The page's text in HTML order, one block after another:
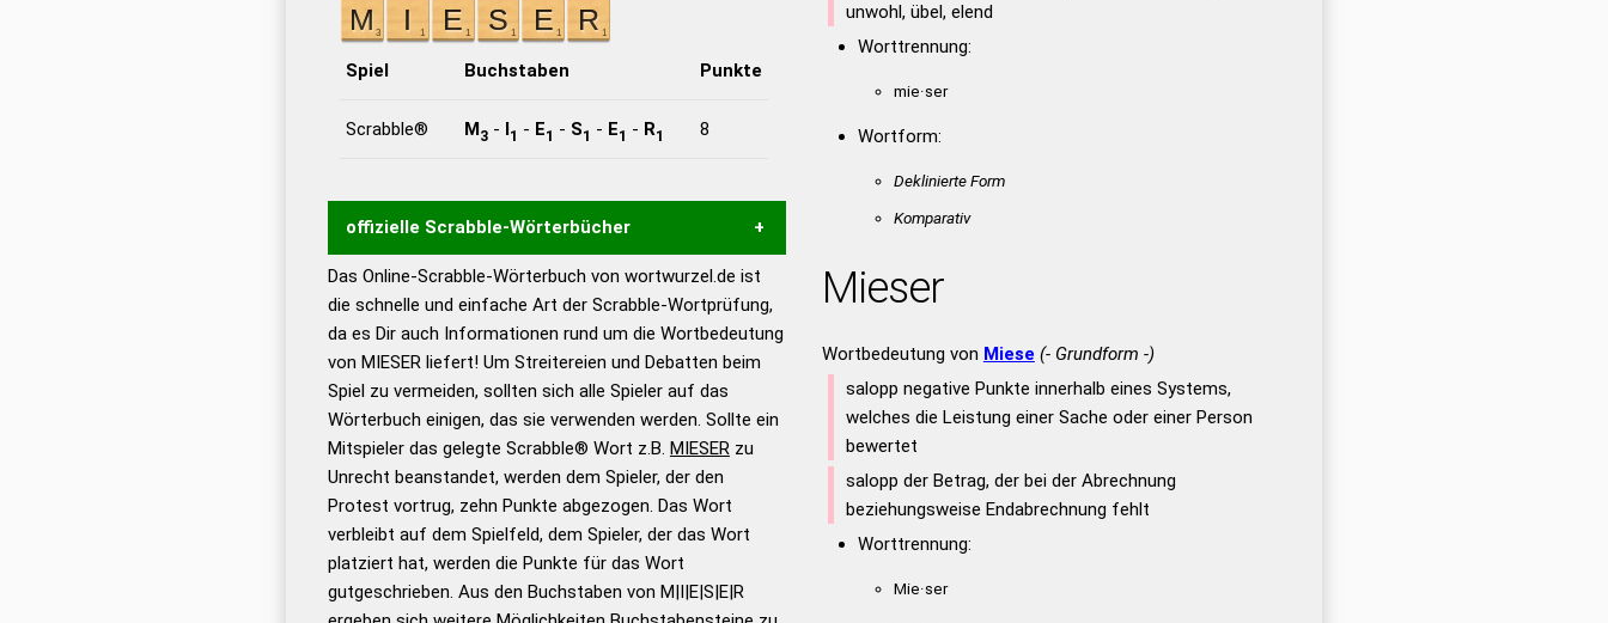
Spiel Buchstaben Punkte
Scrabble® M3- I1 - E1 - S1 - E1 - R1 8
offizielle Scrabble-Wörterbücher
Wortwurzel liefert mit Hilfe eines semantischen
Wortanalyse-Algorithmus gute Anhaltspunkte zu
Wortbedeutung, Worttrennung und Wortform, um die
Gültigkeit eines Wortes für das Scrabble-Spiel zu
bestimmen! zugelassene Turnier Scrabble-
Wörterbücher sind:
Duden – Standardwerk in 12
Bänden
Duden – Richtiges und gutes
Deutsch
Das Online-Scrabble-Wörterbuch von wortwurzel.de ist
die schnelle und einfache Art der Scrabble-Wortprüfung,
da es Dir auch Informationen rund um die Wortbedeutung
von MIESER liefert! Um Streitereien und Debatten beim
Spiel zu vermeiden, sollten sich alle Spieler auf das
Wörterbuch einigen, das sie verwenden werden. Sollte ein
Mitspieler das gelegte Scrabble® Wort z.B. MIESERzu
Unrecht beanstandet, werden dem Spieler, der den
Protest vortrug, zehn Punkte abgezogen. Das Wort
verbleibt auf dem Spielfeld, dem Spieler, der das Wort
platziert hat, werden die Punkte für das Wort
gutgeschrieben. Aus den Buchstaben von M|I|E|S|E|R
unwohl, übel, elend
Worttrennung:
mie·ser
Wortform:
Deklinierte Form
Komparativ
Mieser
Wortbedeutung von Miese (- Grundform -)
salopp negative Punkte innerhalb eines Systems,
welches die Leistung einer Sache oder einer Person
bewertet
salopp der Betrag, der bei der Abrechnung
beziehungsweise Endabrechnung fehlt
Worttrennung:
Mie·ser